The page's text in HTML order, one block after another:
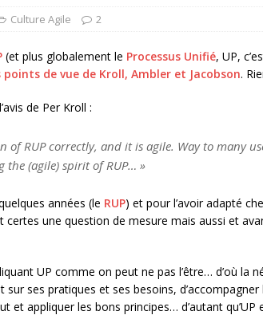
Culture Agile 2
(et plus globalement le Processus Unifié, UP,
points de vue de Kroll, Ambler et Jacobson.
de Per Kroll :
of RUP correctly, and it is agile. Way to many
the (agile) spirit of RUP… »
années (le RUP) et pour l’avoir adapté
certes une question de mesure mais aussi et
UP comme on peut ne pas l’être… d’où la
ses pratiques et ses besoins,
et appliquer les bons principes… d’autant